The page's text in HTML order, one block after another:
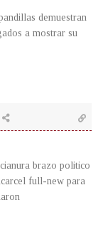
demuestran
a mostrar su
brazo politico
full-new para